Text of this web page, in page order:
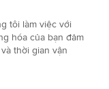
tôi làm việc với
hóa của bạn đảm
thời gian vận